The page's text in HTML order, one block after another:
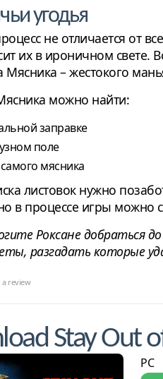
угодья
не отличается от
их в ироничном свете.
Мясника – жестокого
можно найти:
заправке
поле
мясника
листовок нужно
в процессе игры можно
Роксане добраться
разгадать которые
a review
Stay Out
PC